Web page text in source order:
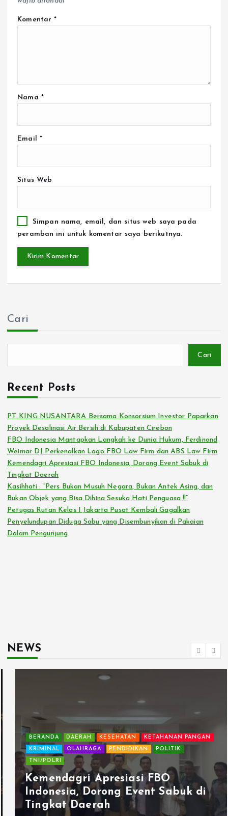
Komentar*
Nama *
Email *
Situs Web
Simpan nama, email, dan situs web saya pada
peramban ini untuk komentar saya berikutnya.
Cari
Cari
Recent Posts
PT KING NUSANTARA Bersama Konsorsium Investor Paparkan
Proyek Desalinasi Air Bersih di Kabupaten Cirebon
FBO Indonesia Mantapkan Langkah ke Dunia Hukum, Ferdinand
Weimar DJ Perkenalkan Logo FBO Law Firm dan ABS Law Firm
Kemendagri Apresiasi FBO Indonesia, Dorong Event Sabuk di
Tingkat Daerah
Kasihhati : “Pers Bukan Musuh Negara, Bukan Antek Asing, dan
Bukan Objek yang Bisa Dihina Sesuka Hati Penguasa !!”
Petugas Rutan Kelas I Jakarta Pusat Kembali Gagalkan
Penyelundupan Diduga Sabu yang Disembunyikan di Pakaian
Dalam Pengunjung
NEWS
BERANDA DAERAH KESEHATAN KETAHANAN PANGAN
KRIMINAL OLAHRAGA PENDIDIKAN POLITIK
TNI/POLRI
Kemendagri Apresiasi FBO
Indonesia, Dorong Event Sabuk di
Tingkat Daerah